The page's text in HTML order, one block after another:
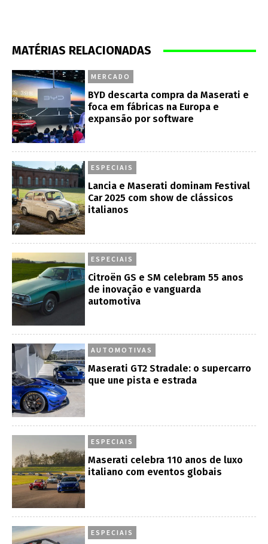
MATÉRIAS RELACIONADAS
MERCADO
BYD descarta compra da Maserati e
foca em fábricas na Europa e
expansão por software
ESPECIAIS
Lancia e Maserati dominam Festival
Car 2025 com show de clássicos
italianos
ESPECIAIS
Citroën GS e SM celebram 55 anos
de inovação e vanguarda
automotiva
AUTOMOTIVAS
Maserati GT2 Stradale: o supercarro
que une pista e estrada
ESPECIAIS
Maserati celebra 110 anos de luxo
italiano com eventos globais
ESPECIAIS